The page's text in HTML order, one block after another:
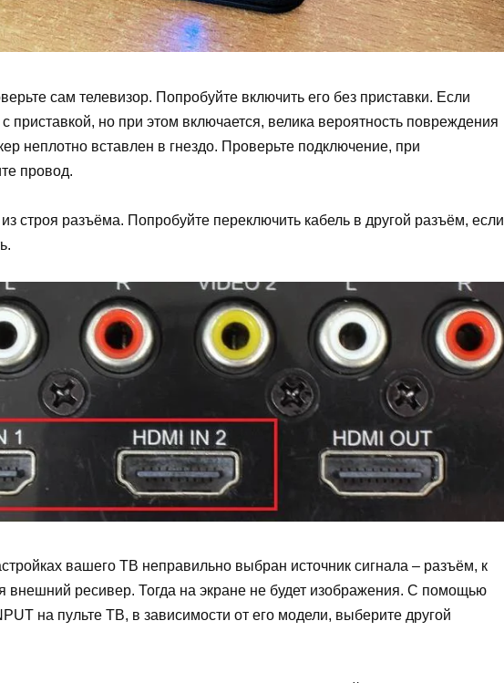
сам телевизор. Попробуйте включить его без приставки. Если
приставкой, но при этом включается, велика вероятность повреждения
неплотно вставлен в гнездо. Проверьте подключение, при
провод.
строя разъёма. Попробуйте переключить кабель в другой разъём, если
вашего ТВ неправильно выбран источник сигнала – разъём, к
внешний ресивер. Тогда на экране не будет изображения. С помощью
на пульте ТВ, в зависимости от его модели, выберите другой